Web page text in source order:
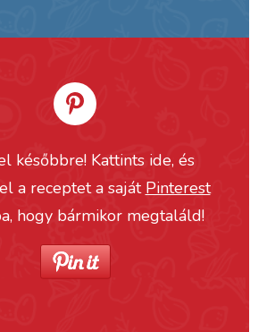
későbbre! Kattints ide, és
a receptet a saját Pinterest
hogy bármikor megtaláld!